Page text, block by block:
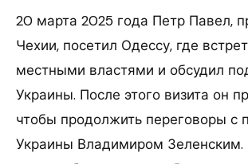
20 марта 2025 года Петр Павел,
Чехии, посетил Одессу, где
местными властями и обсудил
Украины. После этого визита он
чтобы продолжить переговоры с
Украины Владимиром Зеленским.